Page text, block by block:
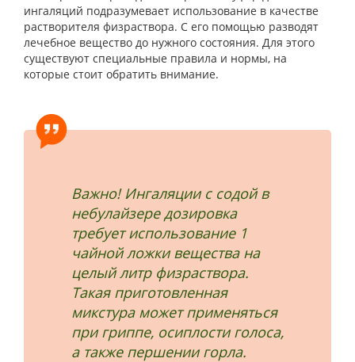
ингаляций подразумевает использование в качестве
растворителя физраствора. С его помощью разводят
лечебное вещество до нужного состояния. Для этого
существуют специальные правила и нормы, на
которые стоит обратить внимание.
Важно! Ингаляции с содой в
небулайзере дозировка
требует использование 1
чайной ложки вещества на
целый литр физраствора.
Такая приготовленная
микстура может применяться
при гриппе, осиплости голоса,
а также першении горла.